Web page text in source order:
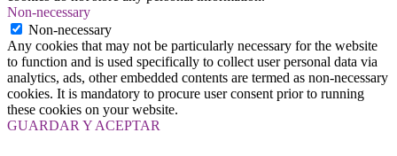
Non-necessary
Non-necessary
Any cookies that may not be particularly necessary for the website
to function and is used specifically to collect user personal data via
analytics, ads, other embedded contents are termed as non-necessary
cookies. It is mandatory to procure user consent prior to running
these cookies on your website.
GUARDAR Y ACEPTAR